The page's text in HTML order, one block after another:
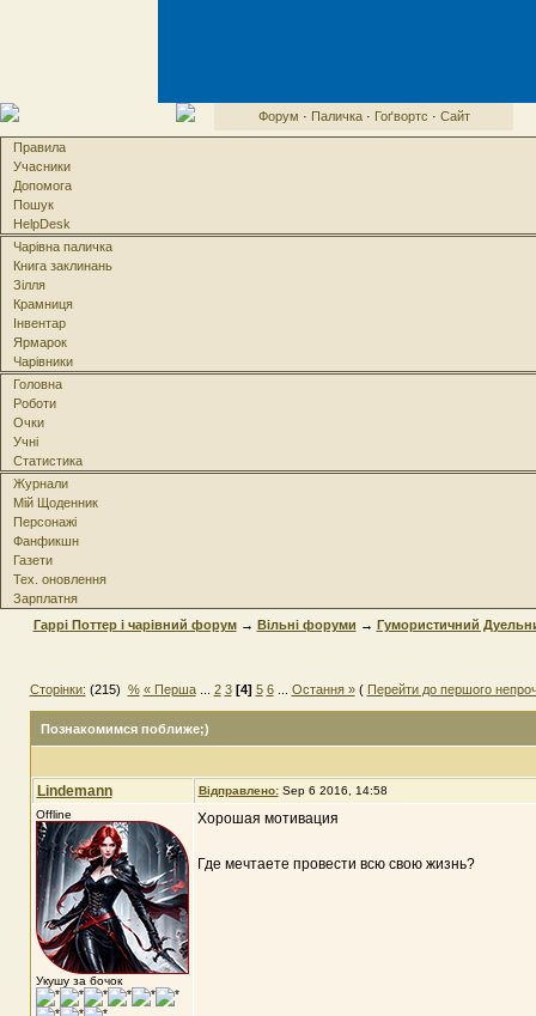
Форум · Паличка· Гоґвортс · Сайт
Правила
Учасники
Допомога
Пошук
HelpDesk
Чарівна паличка
Книга заклинань
Зілля
Крамниця
Інвентар
Ярмарок
Чарівники
Головна
Роботи
Очки
Учні
Статистика
Журнали
Мій Щоденник
Персонажі
Фанфикшн
Газети
Тех. оновлення
Зарплатня
Гаррі Поттер і чарівний форум→ Вільні форуми → Гумористичний
Сторінки: (215) % « Перша... 2 3 [4] 5 6... Остання »( Перейти до першого
Познакомимся поближе;)
Lindemann Відправлено: Sep 6 2016, 14:58
Offline
Укушу за бочок
Хорошая мотивация
Где мечтаете провести всю свою жизнь?